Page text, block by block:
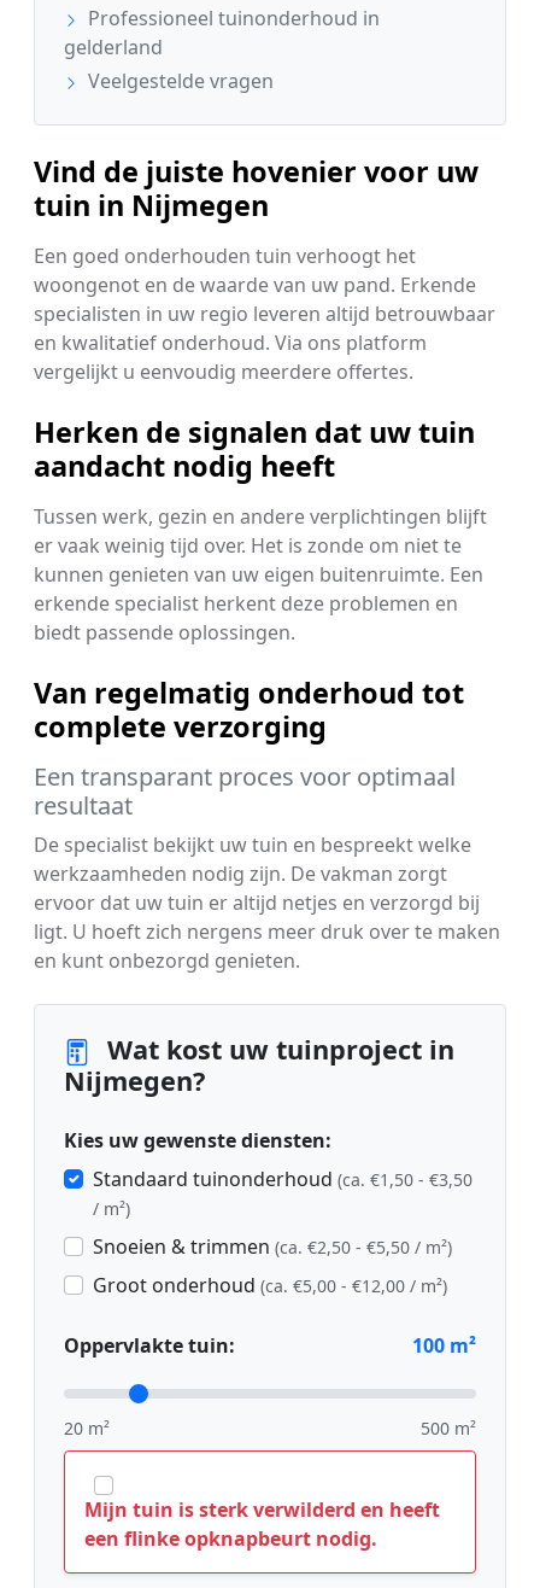
Professioneel tuinonderhoud in
gelderland
Veelgestelde vragen
Vind de juiste hovenier voor uw
tuin in Nijmegen
Een goed onderhouden tuin verhoogt het
woongenot en de waarde van uw pand. Erkende
specialisten in uw regio leveren altijd betrouwbaar
en kwalitatief onderhoud. Via ons platform
vergelijkt u eenvoudig meerdere offertes.
Herken de signalen dat uw tuin
aandacht nodig heeft
Tussen werk, gezin en andere verplichtingen blijft
er vaak weinig tijd over. Het is zonde om niet te
kunnen genieten van uw eigen buitenruimte. Een
erkende specialist herkent deze problemen en
biedt passende oplossingen.
Van regelmatig onderhoud tot
complete verzorging
Een transparant proces voor optimaal
resultaat
De specialist bekijkt uw tuin en bespreekt welke
werkzaamheden nodig zijn. De vakman zorgt
ervoor dat uw tuin er altijd netjes en verzorgd bij
ligt. U hoeft zich nergens meer druk over te maken
en kunt onbezorgd genieten.
Wat kost uw tuinproject in
Nijmegen?
Kies uw gewenste diensten:
Standaard tuinonderhoud (ca. €1,50 - €3,50
/ m²)
Snoeien & trimmen (ca. €2,50 - €5,50 / m²)
Groot onderhoud (ca. €5,00 - €12,00 / m²)
Oppervlakte tuin: 100 m²
20 m² 500 m²
Mijn tuin is sterk verwilderd en heeft
een flinke opknapbeurt nodig.